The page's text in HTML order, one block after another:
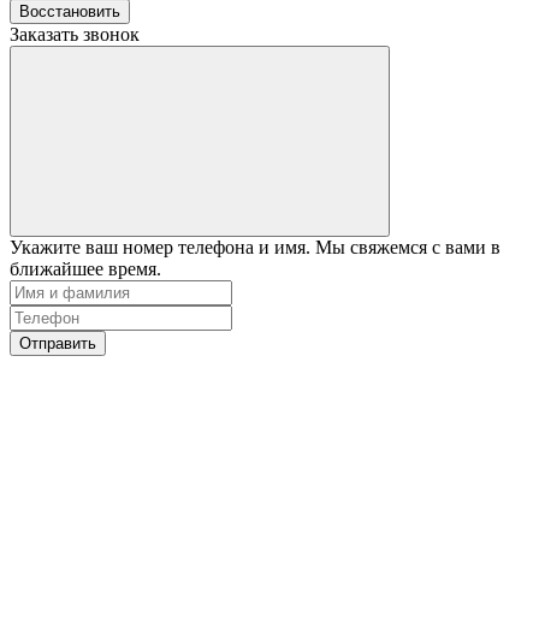
Восстановить
Заказать звонок
Укажите ваш номер телефона и имя. Мы свяжемся с вами в
ближайшее время.
Отправить